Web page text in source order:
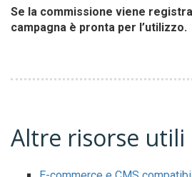
Se la commissione viene
campagna è pronta per l’utilizzo.
Altre risorse utili